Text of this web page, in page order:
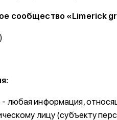
сообщество «Limerick
- любая информация,
лицу (субъекту